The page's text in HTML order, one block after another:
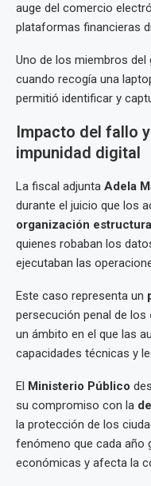
auge del comercio
plataformas financieras
Uno de los miembros del
cuando recogía una
permitió identificar y
Impacto del fallo
impunidad digital
La fiscal adjunta Adela
durante el juicio que los
organización
quienes robaban los
ejecutaban las
Este caso representa un
persecución penal de los
un ámbito en el que las
capacidades técnicas y
El Ministerio Público
su compromiso con la
la protección de los
fenómeno que cada año
económicas y afecta la